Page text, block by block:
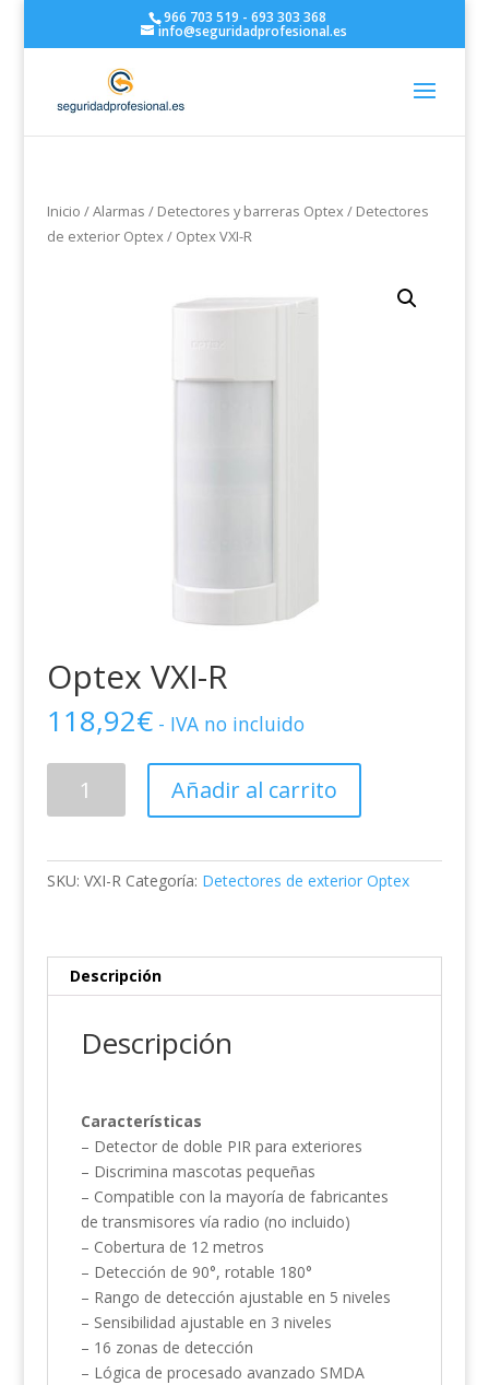
966 703 519 - 693 303 368
info@seguridadprofesional.es
Inicio /Alarmas / Detectores y barreras Optex/ Detectores
de exterior Optex/ Optex VXI-R
Optex VXI-R
118,92€ - IVA no incluido
Añadir al carrito
SKU: VXI-R Categoría: Detectores de exterior Optex
Descripción
Descripción
Características
– Detector de doble PIR para exteriores
– Discrimina mascotas pequeñas
– Compatible con la mayoría de fabricantes
de transmisores vía radio (no incluido)
– Cobertura de 12 metros
– Detección de 90°, rotable 180°
– Rango de detección ajustable en 5 niveles
– Sensibilidad ajustable en 3 niveles
– 16 zonas de detección
– Lógica de procesado avanzado SMDA